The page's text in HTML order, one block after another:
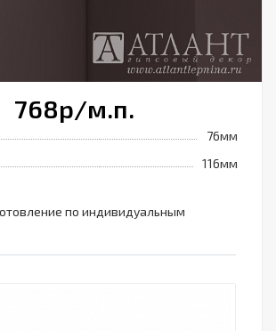
768р/м.п.
76мм
116мм
по индивидуальным